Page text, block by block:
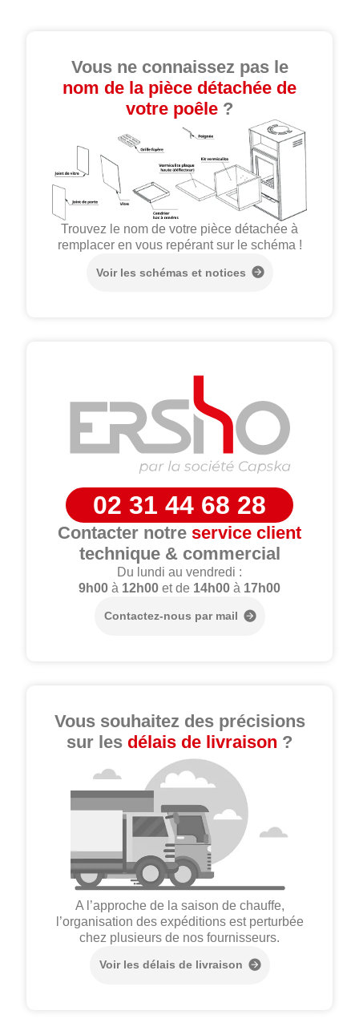
Vous ne connaissez pas le
nom de la pièce détachée de
votre poêle ?
Trouvez le nom de votre pièce détachée à
remplacer en vous repérant sur le schéma !
Voir les schémas et notices
02 31 44 68 28
Contacter notre service client
technique & commercial
Du lundi au vendredi :
9h00 à 12h00 et de 14h00 à 17h00
Contactez-nous par mail
Vous souhaitez des précisions
sur les délais de livraison ?
A l’approche de la saison de chauffe,
l’organisation des expéditions est perturbée
chez plusieurs de nos fournisseurs.
Voir les délais de livraison